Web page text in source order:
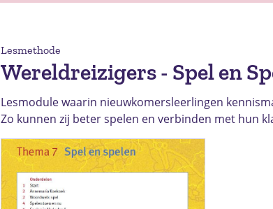
Lesmethode
Wereldreizigers - Spel en
Lesmodule waarin nieuwkomersleerlingen
Zo kunnen zij beter spelen en verbinden met hun